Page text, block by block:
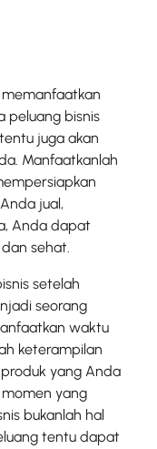
peluang bisnis
juga akan
Manfaatkanlah
jual,
Anda dapat
sehat.
setelah
seorang
waktu
keterampilan
yang Anda
yang
bukanlah hal
tentu dapat